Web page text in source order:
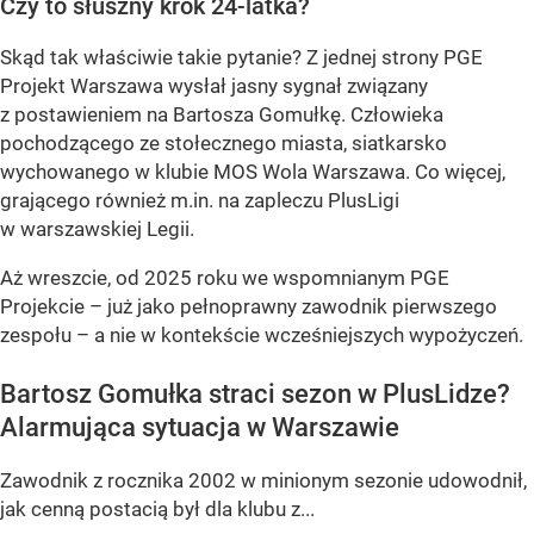
Czy to słuszny krok 24-latka?
Skąd tak właściwie takie pytanie? Z jednej strony PGE
Projekt Warszawa wysłał jasny sygnał związany
z postawieniem na Bartosza Gomułkę. Człowieka
pochodzącego ze stołecznego miasta, siatkarsko
wychowanego w klubie MOS Wola Warszawa. Co więcej,
grającego również m.in. na zapleczu PlusLigi
w warszawskiej Legii.
Aż wreszcie, od 2025 roku we wspomnianym PGE
Projekcie – już jako pełnoprawny zawodnik pierwszego
zespołu – a nie w kontekście wcześniejszych wypożyczeń.
Bartosz Gomułka straci sezon w PlusLidze?
Alarmująca sytuacja w Warszawie
Zawodnik z rocznika 2002 w minionym sezonie udowodnił,
jak cenną postacią był dla klubu z...